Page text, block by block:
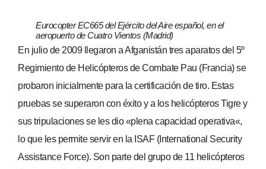
Eurocopter EC665 del Ejército del Aire español, en el
aeropuerto de Cuatro Vientos (Madrid)
En julio de 2009 llegaron a Afganistán tres aparatos del 5º
Regimiento de Helicópteros de Combate Pau (Francia) se
probaron inicialmente para la certificación de tiro. Estas
pruebas se superaron con éxito y a los helicópteros Tigre y
sus tripulaciones se les dio «plena capacidad operativa«,
lo que les permite servir en la ISAF (International Security
Assistance Force). Son parte del grupo de 11 helicópteros